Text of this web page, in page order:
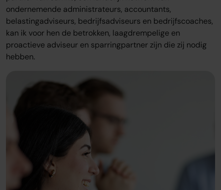
ondernemende administrateurs, accountants,
belastingadviseurs, bedrijfsadviseurs en bedrijfscoaches,
kan ik voor hen de betrokken, laagdrempelige en
proactieve adviseur en sparringpartner zijn die zij nodig
hebben.